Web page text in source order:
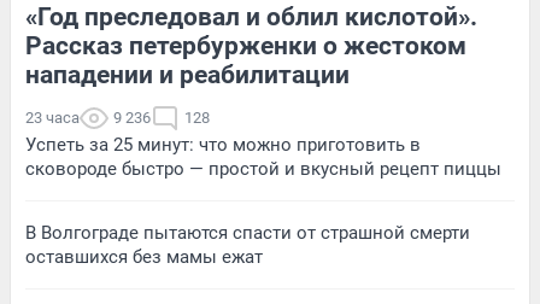
«Год преследовал и облил кислотой».
Рассказ петербурженки о жестоком
нападении и реабилитации
23 часа 9 236 128
Успеть за 25 минут: что можно приготовить в
сковороде быстро — простой и вкусный рецепт пиццы
В Волгограде пытаются спасти от страшной смерти
оставшихся без мамы ежат